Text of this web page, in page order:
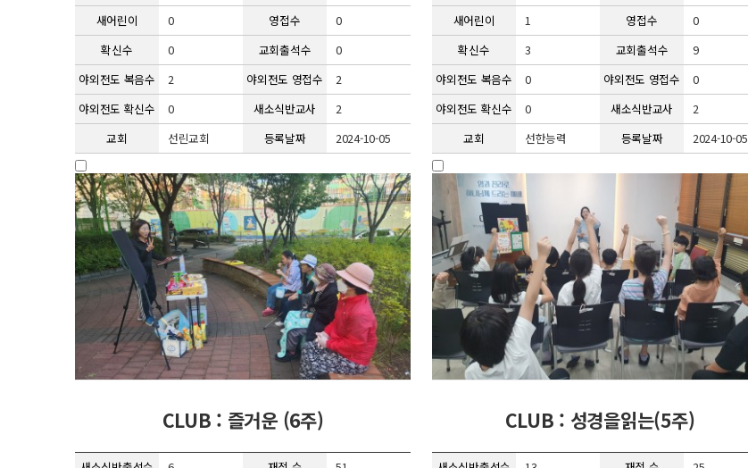
새어린이
0 영접수
0
확신수
0 교회출석수
0
야외전도 복음수
2 야외전도 영접수
2
야외전도 확신수
0 새소식반교사
2
교회
선린교회 등록날짜 2024-10-05
새어린이
1 영접수
0
확신수
3 교회출석수
9
야외전도 복음수
0 야외전도 영접수
0
야외전도 확신수
0 새소식반교사
2
교회
선한능력 등록날짜 2024-10-05
CLUB : 즐거운 (6주) CLUB : 성경을읽는(5주)